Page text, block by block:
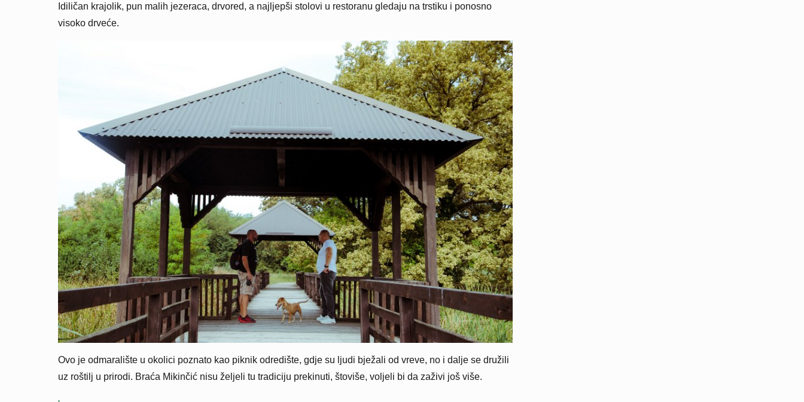
Idiličan krajolik, pun malih jezeraca, drvored, a najljepši stolovi u restoranu gledaju na trstiku i ponosno
visoko drveće.
Ovo je odmaralište u okolici poznato kao piknik odredište, gdje su ljudi bježali od vreve, no i dalje se družili
uz roštilj u prirodi. Braća Mikinčić nisu željeli tu tradiciju prekinuti, štoviše, voljeli bi da zaživi još više.